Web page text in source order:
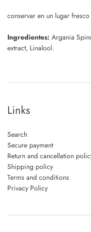
conservar en un lugar
Ingredientes: Argania
extract, Linalool.
Links
Search
Secure payment
Return and cancellation
Shipping policy
Terms and conditions
Privacy Policy